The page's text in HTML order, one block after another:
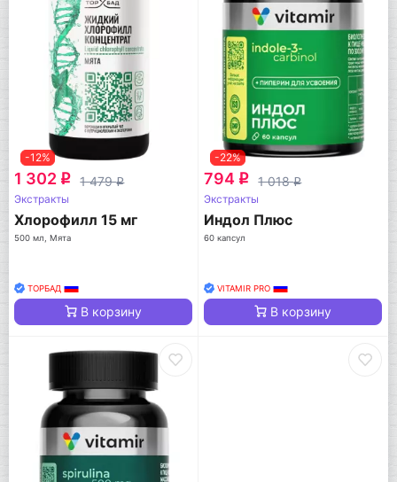
-12%
1 302 q 1 479q
Экстракты
Хлорофилл 15 мг
500 мл, Мята
ТОРБАД
В корзину
-22%
794 q 1 018q
Экстракты
Индол Плюс
60 капсул
VITAMIR PRO
В корзину